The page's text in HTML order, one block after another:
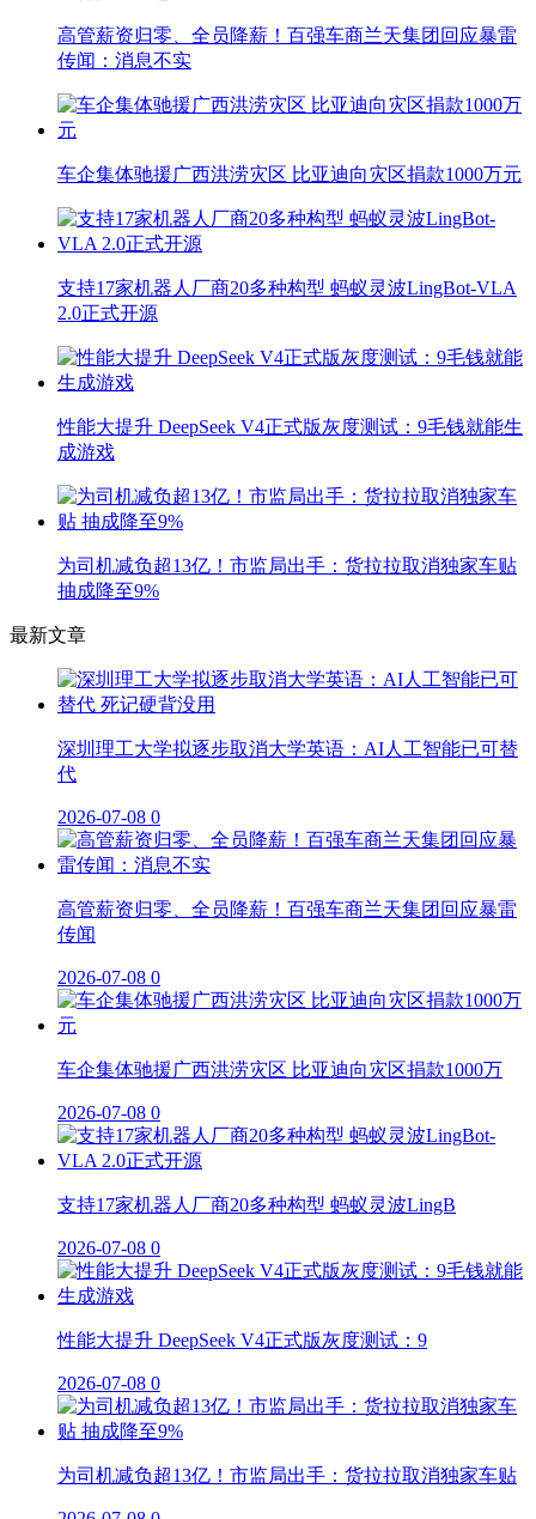
高管薪资归零、全员降薪！百强车商兰天集团回应暴雷
传闻：消息不实
车企集体驰援广西洪涝灾区 比亚迪向灾区捐款1000万元
支持17家机器人厂商20多种构型 蚂蚁灵波LingBot-VLA
2.0正式开源
性能大提升 DeepSeek V4正式版灰度测试：9毛钱就能生
成游戏
为司机减负超13亿！市监局出手：货拉拉取消独家车贴
抽成降至9%
最新文章
深圳理工大学拟逐步取消大学英语：AI人工智能已可替
代
2026-07-08 0
高管薪资归零、全员降薪！百强车商兰天集团回应暴雷
传闻
2026-07-08 0
车企集体驰援广西洪涝灾区 比亚迪向灾区捐款1000万
2026-07-08 0
支持17家机器人厂商20多种构型 蚂蚁灵波LingB
2026-07-08 0
性能大提升 DeepSeek V4正式版灰度测试：9
2026-07-08 0
为司机减负超13亿！市监局出手：货拉拉取消独家车贴